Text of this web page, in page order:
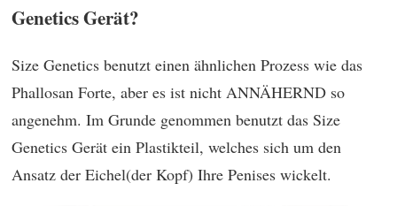
Genetics Gerät?
Size Genetics benutzt einen ähnlichen Prozess wie das
Phallosan Forte, aber es ist nicht ANNÄHERND so
angenehm. Im Grunde genommen benutzt das Size
Genetics Gerät ein Plastikteil, welches sich um den
Ansatz der Eichel(der Kopf) Ihre Penises wickelt.